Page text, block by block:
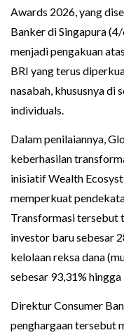
Awards 2026, yang
Banker di Singapura
menjadi pengakuan
BRI yang terus
nasabah, khususnya di
individuals.
Dalam penilaiannya,
keberhasilan
inisiatif Wealth
memperkuat
Transformasi tersebut
investor baru sebesar
kelolaan reksa dana
sebesar 93,31%
Direktur Consumer
penghargaan tersebut